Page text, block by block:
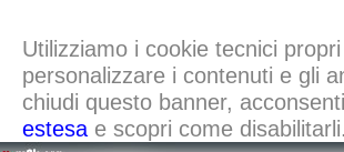
Utilizziamo i cookie tecnici
personalizzare i contenuti e gli
chiudi questo banner,
estesae scopri come